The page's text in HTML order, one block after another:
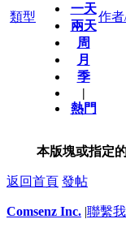
類型
一天
兩天
周
月
季
|
熱門
作
本版塊或指定
返回首頁 發帖
Comsenz Inc. |聯繫